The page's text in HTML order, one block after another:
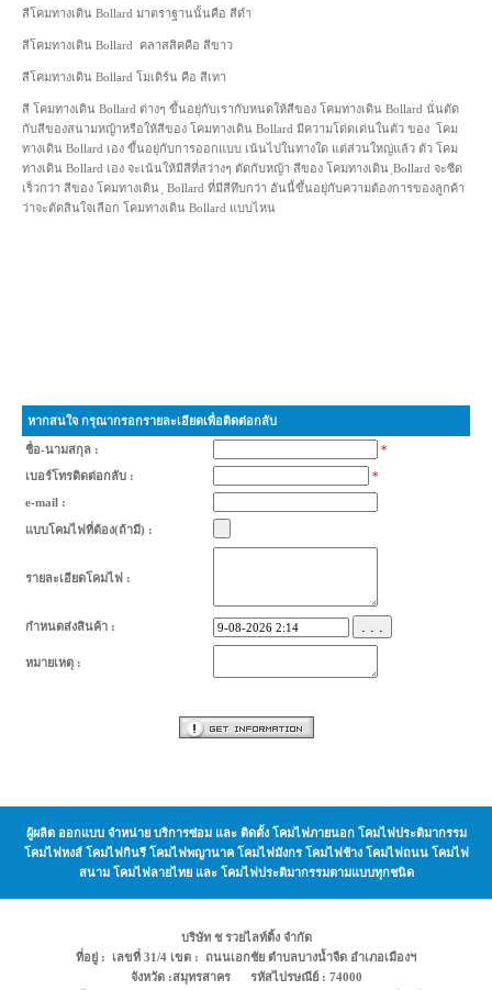
สีโคมทางเดิน Bollard มาตราฐานนั้นคือ สีดำ
สีโคมทางเดิน Bollard คลาสสิคคือ สีขาว
สีโคมทางเดิน Bollard โมเดิร์น คือ สีเทา
สี โคมทางเดิน Bollard ต่างๆ ขึ้นอยุ่กับเรากับหนดให้สีของ โคมทางเดิน Bollard นั่นตัด
กับสีของสนามหญ้าหรือให้สีของ โคมทางเดิน Bollard มีความโด่ดเด่นในตัว ของ โคม
ทางเดิน Bollard เอง ขึ้นอยุ่กับการออกแบบ เน้นไปในทางใด แต่ส่วนใหญ่แล้ว ตัว โคม
ทางเดิน Bollard เอง จะเน้นให้มีสีที่สว่างๆ ตัดกับหญ้า สีของ โคมทางเดิน ฺBollard จะซีด
เร็วกว่า สีของ โคมทางเดิน ฺ Bollard ที่มีสีทึบกว่า อันนี้ขึ้นอยุ่กับความต้องการของลูกค้า
ว่าจะตัดสินใจเลือก โคมทางเดิน Bollard แบบไหน
หากสนใจ กรุณากรอกรายละเอียดเพื่อติดต่อกลับ
ชื่อ-นามสกุล :
*
เบอร์โทรติดต่อกลับ :
*
e-mail :
แบบโคมไฟที่ต้อง(ถ้ามี) :
รายละเอียดโคมไฟ :
กำหนดส่งสินค้า : . . .
หมายเหตุ :
ผู้ผลิต ออกแบบ จำหน่าย บริการซ่อม และ ติดตั้ง โคมไฟภายนอก โคมไฟประติมากรรม
โคมไฟหงส์ โคมไฟกินรี โคมไฟพญานาค โคมไฟมังกร โคมไฟช้าง โคมไฟถนน โคมไฟ
สนาม โคมไฟลายไทย และ โคมไฟประติมากรรมตามแบบทุกชนิด
บริษัท ช รวยไลท์ติ้ง จำกัด
ที่อยู่ : เลขที่ 31/4 เขต : ถนนเอกชัย ตำบลบางน้ำจืด อำเภอเมืองฯ
จังหวัด :สมุทรสาคร รหัสไปรษณีย์ : 74000